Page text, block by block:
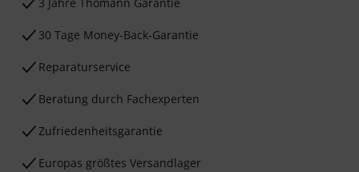
30 Tage Money-Back-Garantie
Reparaturservice
Beratung durch Fachexperten
Zufriedenheitsgarantie
Europas größtes Versandlager